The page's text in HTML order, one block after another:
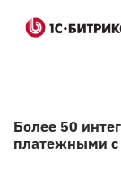
Более 50
платежными с